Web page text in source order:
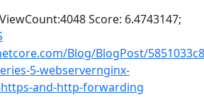
Score: 6.4743147;
Blog/BlogPost/
5-webservernginx-
and-http-forwarding